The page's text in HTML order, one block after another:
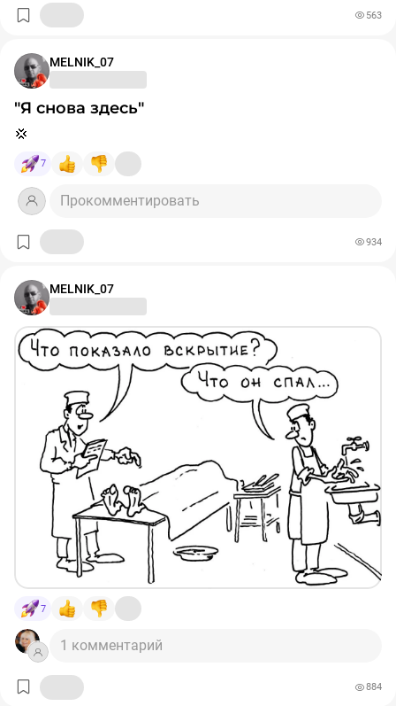
563
MELNIK_07
"Я снова здесь"
💢
7
Прокомментировать
934
MELNIK_07
7
1 комментарий
884